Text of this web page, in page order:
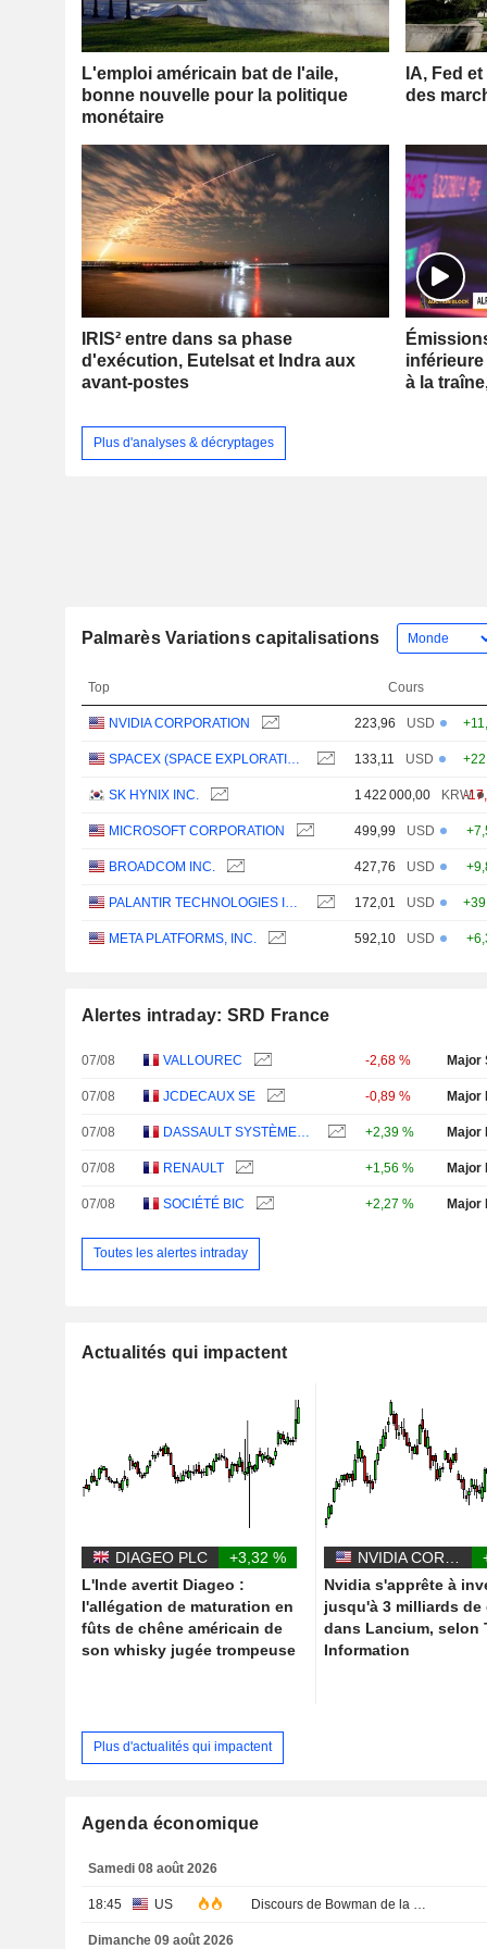
L'emploi américain bat de l'aile,
bonne nouvelle pour la politique
monétaire
IA, Fed
des
IRIS² entre dans sa phase
d'exécution, Eutelsat et Indra aux
avant-postes
à la
Plus d'analyses & décryptages
Palmarès Variations capitalisations
Top Cours
NVIDIA CORPORATION 223,96 USD
133,11 USD
SK HYNIX INC. 1 422 000,00 KRW
-
MICROSOFT CORPORATION 499,99 USD
BROADCOM INC. 427,76 USD
172,01 USD
META PLATFORMS, INC. 592,10 USD
Alertes intraday: SRD France
07/08 VALLOUREC -2,68 % Major
07/08 JCDECAUX SE -0,89 % Major
07/08 +2,39 % Major
07/08 RENAULT +1,56 % Major
07/08 SOCIÉTÉ BIC +2,27 % Major
Toutes les alertes intraday
Actualités qui impactent
DIAGEO PLC
+3,32 %
L'Inde avertit Diageo :
l'allégation de maturation en
fûts de chêne américain de
son whisky jugée trompeuse
Nvidia s'apprête à
jusqu'à 3 milliards de
dans Lancium, selon
Information
Plus d'actualités qui impactent
Agenda économique
Samedi 08 août 2026
18:45 US Discours de Bowman de la Fed
Dimanche 09 août 2026